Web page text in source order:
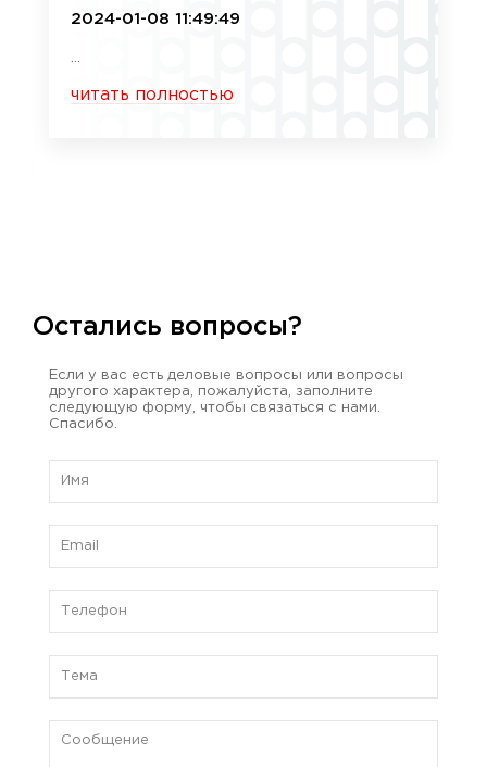
2024-01-08 11:49:49
читать полностью
Остались вопросы?
Если у вас есть деловые вопросы или вопросы
другого характера, пожалуйста, заполните
следующую форму, чтобы связаться с нами.
Спасибо.